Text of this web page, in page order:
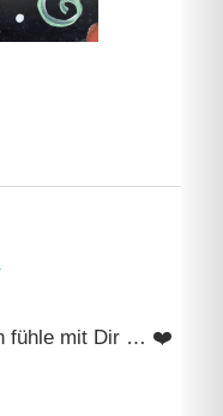
fühle mit Dir … ❤️